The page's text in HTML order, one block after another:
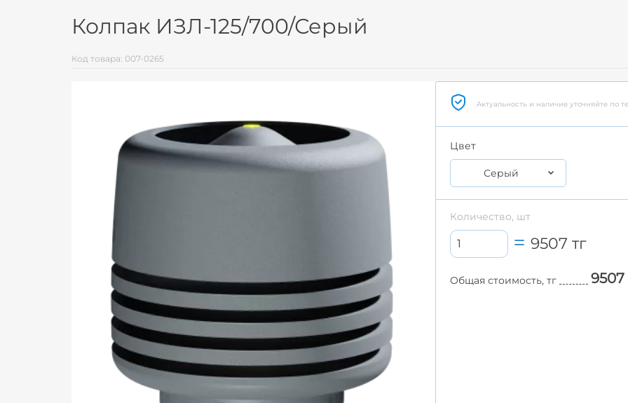
Колпак ИЗЛ-125/700/Серый
Код товара: 007-0265
Актуальность и наличие уточняйте по
Цвет
Серый
Количество, шт
9507 тг
Общая стоимость, тг 9507